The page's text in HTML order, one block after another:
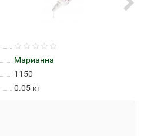
Марианна
1150
0.05 кг